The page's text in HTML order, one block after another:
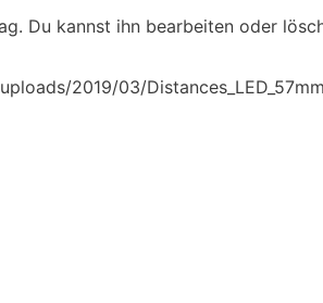
Du kannst ihn bearbeiten oder
2019/03/